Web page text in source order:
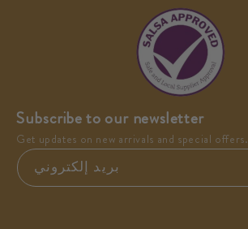
Subscribe to our newsletter
Get updates on new arrivals and special offers.
بريد إلكتروني